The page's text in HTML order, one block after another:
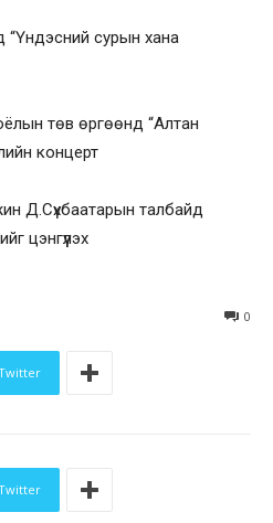
“Үндэсний сурын хана
төв өргөөнд “Алтан
концерт
Д.Сүхбаатарын талбайд
цэнгүүлэх
0